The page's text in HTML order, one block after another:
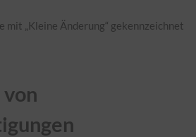
mit „Kleine Änderung“ gekennzeichnet